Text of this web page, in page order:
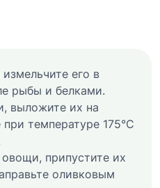
его в
рыбы и белками.
выложите их на
температуре 175°C
припустите их
оливковым